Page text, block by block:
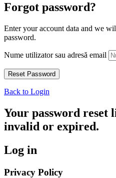
Forgot password?
Enter your account data and we
password.
Nume utilizator sau adresă email
Back to Login
Your password reset
invalid or expired.
Log in
Privacy Policy